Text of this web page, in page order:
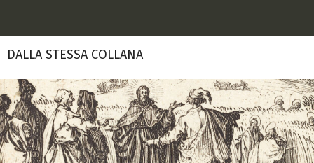
DALLA STESSA COLLANA